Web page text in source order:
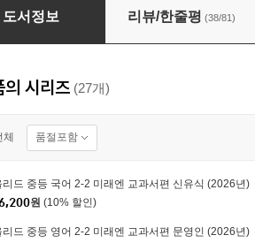
중등 국어 3-1 미래엔 교과서편 (2026년
도서정보 리뷰/한줄평 (38/81)
의 시리즈 (27개)
체 품절포함
리드 중등 국어 2-2 미래엔 교과서편 신유식 (2026년)
원 (10% 할인)
리드 중등 영어 2-2 미래엔 교과서편 문영인 (2026년)